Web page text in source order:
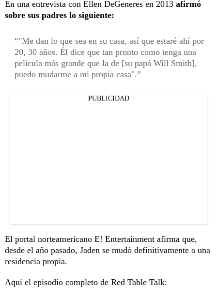
En una entrevista con Ellen DeGeneres en 2013 afirmó
sobre sus padres lo siguiente:
"Me dan lo que sea en su casa, así que estaré ahí por
20, 30 años. Él dice que tan pronto como tenga una
película más grande que la de [su papá Will Smith],
puedo mudarme a mi propia casa".
PUBLICIDAD
El portal norteamericano E! Entertainment afirma que,
desde el año pasado, Jaden se mudó definitivamente a una
residencia propia.
Aquí el episodio completo de Red Table Talk: